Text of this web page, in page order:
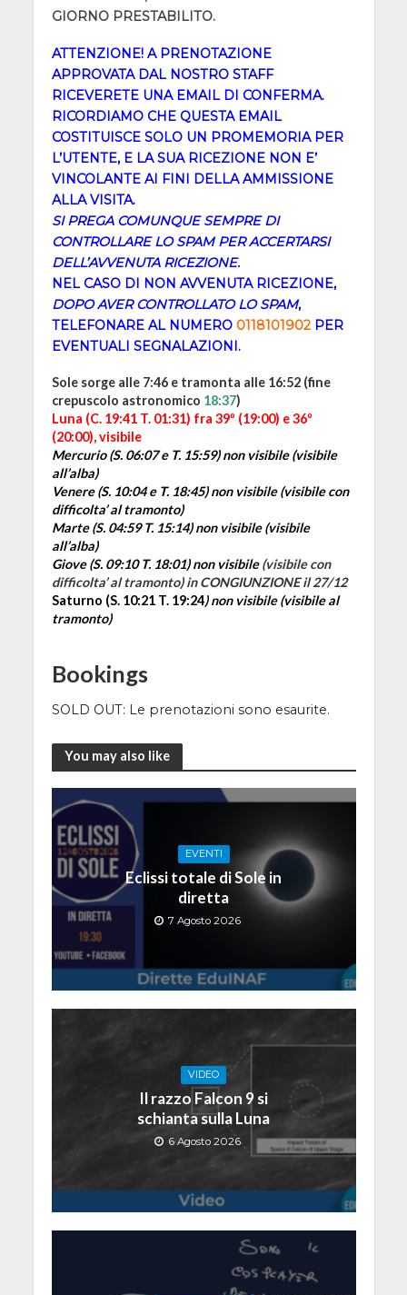
GIORNO PRESTABILITO.
ATTENZIONE! A PRENOTAZIONE
APPROVATA DAL NOSTRO STAFF
RICEVERETE UNA EMAIL DI CONFERMA.
RICORDIAMO CHE QUESTA EMAIL
COSTITUISCE SOLO UN PROMEMORIA PER
L’UTENTE, E LA SUA RICEZIONE NON E’
VINCOLANTE AI FINI DELLA AMMISSIONE
ALLA VISITA.
SI PREGA COMUNQUE SEMPRE DI
CONTROLLARE LO SPAM PER ACCERTARSI
DELL’AVVENUTA RICEZIONE.
NEL CASO DI NON AVVENUTA RICEZIONE,
DOPO AVER CONTROLLATO LO SPAM,
TELEFONARE AL NUMERO 0118101902PER
EVENTUALI SEGNALAZIONI.
Sole sorge alle 7:46 e tramonta alle 16:52 (fine
crepuscolo astronomico 18:37)
Luna (C. 19:41 T. 01:31) fra 39º (19:00) e 36º
(20:00), visibile
Mercurio (S. 06:07 e T. 15:59) non visibile (visibile
all’alba)
Venere (S. 10:04 e T. 18:45)non visibile (visibilecon
difficolta’ al tramonto)
Marte (S. 04:59 T. 15:14) non visibile (visibile
all’alba)
Giove (S. 09:10 T. 18:01)non visibile(visibilecon
difficolta’ al tramonto) in CONGIUNZIONE il 27/12
Saturno (S. 10:21 T. 19:24)non visibile (visibileal
tramonto)
Bookings
SOLD OUT: Le prenotazioni sono esaurite.
You may also like
EVENTI
Eclissi totale di Sole in
diretta
7 Agosto 2026
VIDEO
Il razzo Falcon 9 si
schianta sulla Luna
6 Agosto 2026